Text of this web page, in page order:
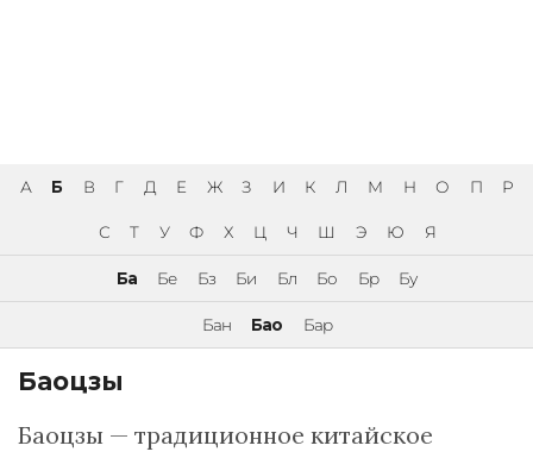
А Б В Г Д Е Ж З И К Л М Н О П Р
С Т У Ф Х Ц Ч Ш Э Ю Я
Ба Бе Бз Би Бл Бо Бр Бу
Бан Бао Бар
Баоцзы
Баоцзы — традиционное китайское